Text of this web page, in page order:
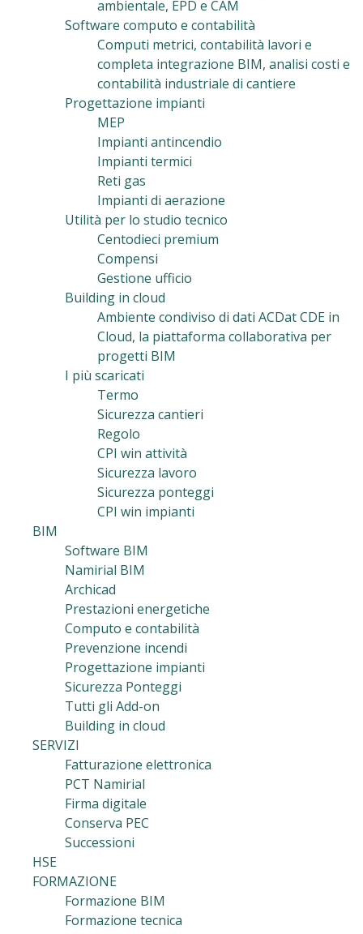
ambientale, EPD e CAM
Software computo e contabilità
Computi metrici, contabilità lavori e
completa integrazione BIM, analisi costi e
contabilità industriale di cantiere
Progettazione impianti
MEP
Impianti antincendio
Impianti termici
Reti gas
Impianti di aerazione
Utilità per lo studio tecnico
Centodieci premium
Compensi
Gestione ufficio
Building in cloud
Ambiente condiviso di dati ACDat CDE in
Cloud, la piattaforma collaborativa per
progetti BIM
I più scaricati
Termo
Sicurezza cantieri
Regolo
CPI win attività
Sicurezza lavoro
Sicurezza ponteggi
CPI win impianti
BIM
Software BIM
Namirial BIM
Archicad
Prestazioni energetiche
Computo e contabilità
Prevenzione incendi
Progettazione impianti
Sicurezza Ponteggi
Tutti gli Add-on
Building in cloud
SERVIZI
Fatturazione elettronica
PCT Namirial
Firma digitale
Conserva PEC
Successioni
HSE
FORMAZIONE
Formazione BIM
Formazione tecnica